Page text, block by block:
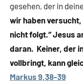
gesehen, der in
wir haben versucht,
nicht folgt.“ Jesus
daran. Keiner, der
vollbringt, kann
Markus 9,38-39